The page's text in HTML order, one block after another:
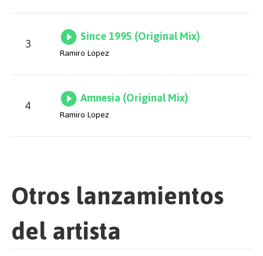
3 Since 1995 (Original Mix)
Ramiro Lopez
4 Amnesia (Original Mix)
Ramiro Lopez
Otros lanzamientos
del artista